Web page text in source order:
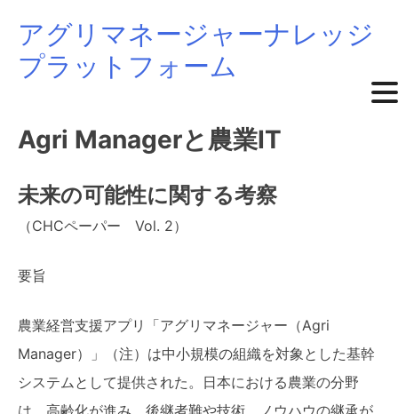
Skipアグリマネージャーナレッジ
プラットフォーム
Agri Managerと農業IT
未来の可能性に関する考察
（CHCペーパー Vol. 2）
要旨
農業経営支援アプリ「アグリマネージャー（Agri
Manager）」（注）は中小規模の組織を対象とした基幹
システムとして提供された。日本における農業の分野
は、高齢化が進み、後継者難や技術、ノウハウの継承が